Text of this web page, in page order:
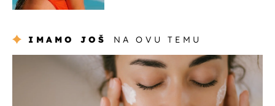
IMAMO JOŠ NA OVU TEMU
moda & ljepota